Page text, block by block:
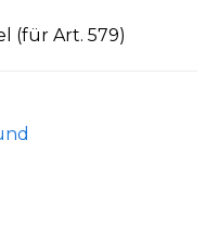
(für Art. 579)